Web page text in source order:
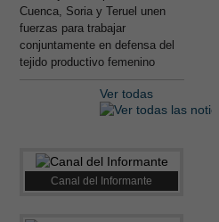
Cuenca, Soria y Teruel unen
fuerzas para trabajar
conjuntamente en defensa del
tejido productivo femenino
Ver todas
Canal del Informante